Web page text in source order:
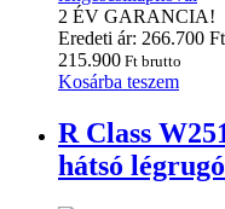
2 ÉV GARANCIA!
Eredeti ár: 266.700 Ft
215.900 Ft brutto
Kosárba teszem
R Class
hátsó